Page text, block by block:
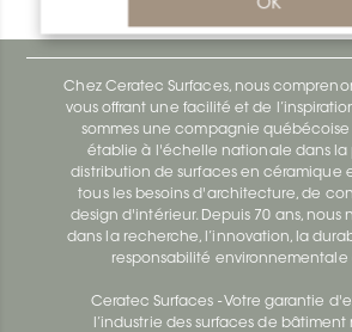
OK
Chez Ceratec Surfaces, nous
vous offrant une facilité et de
sommes une compagnie
établie à l'échelle nationale dans la
distribution de surfaces en céramique
tous les besoins d'architecture, de
design d'intérieur. Depuis 70 ans, nous
dans la recherche, l’innovation, la
responsabilité environnementale
Ceratec Surfaces - Votre garantie
l’industrie des surfaces de